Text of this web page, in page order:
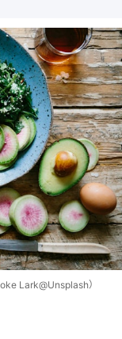
Lark@Unsplash）